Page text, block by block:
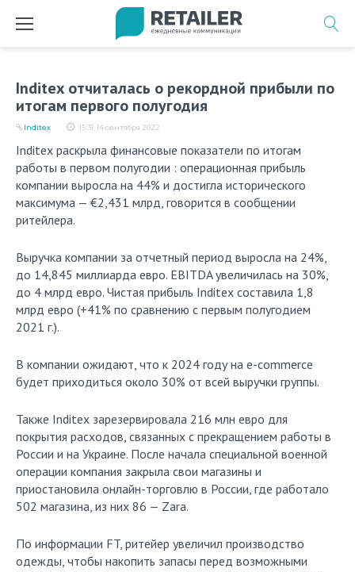
Inditex отчиталась о рекордной прибыли по
итогам первого полугодия
15:31, 14 сентября 2022
Inditex
Inditex раскрыла финансовые показатели по итогам
работы в первом полугодии : операционная прибыль
компании выросла на 44% и достигла исторического
максимума — €2,431 млрд, говорится в сообщении
ритейлера.
Выручка компании за отчетный период выросла на 24%,
до 14,845 миллиарда евро. EBITDA увеличилась на 30%,
до 4 млрд евро. Чистая прибыль Inditex составила 1,8
млрд евро (+41% по сравнению с первым полугодием
2021 г.).
В компании ожидают, что к 2024 году на e-commerce
будет приходиться около 30% от всей выручки группы.
Также Inditex зарезервировала 216 млн евро для
покрытия расходов, связанных с прекращением работы в
России и на Украине. После начала специальной военной
операции компания закрыла свои магазины и
приостановила онлайн-торговлю в России, где работало
502 магазина, из них 86 — Zara.
По информации FT, ритейер увеличил производство
одежды, чтобы накопить запасы перед возможными